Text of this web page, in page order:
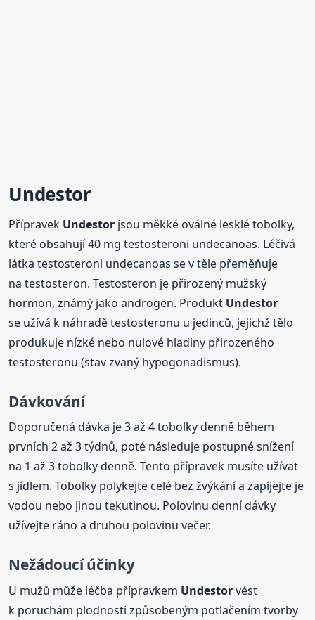
Undestor
Přípravek Undestor jsou měkké oválné lesklé tobolky,
které obsahují 40 mg testosteroni undecanoas. Léčivá
látka testosteroni undecanoas se v těle přeměňuje
na testosteron. Testosteron je přirozený mužský
hormon, známý jako androgen. Produkt Undestor
se užívá k náhradě testosteronu u jedinců, jejichž tělo
produkuje nízké nebo nulové hladiny přirozeného
testosteronu (stav zvaný hypogonadismus).
Dávkování
Doporučená dávka je 3 až 4 tobolky denně během
prvních 2 až 3 týdnů, poté následuje postupné snížení
na 1 až 3 tobolky denně. Tento přípravek musíte užívat
s jídlem. Tobolky polykejte celé bez žvýkání a zapíjejte je
vodou nebo jinou tekutinou. Polovinu denní dávky
užívejte ráno a druhou polovinu večer.
Nežádoucí účinky
U mužů může léčba přípravkem Undestorvést
k poruchám plodnosti způsobeným potlačením tvorby